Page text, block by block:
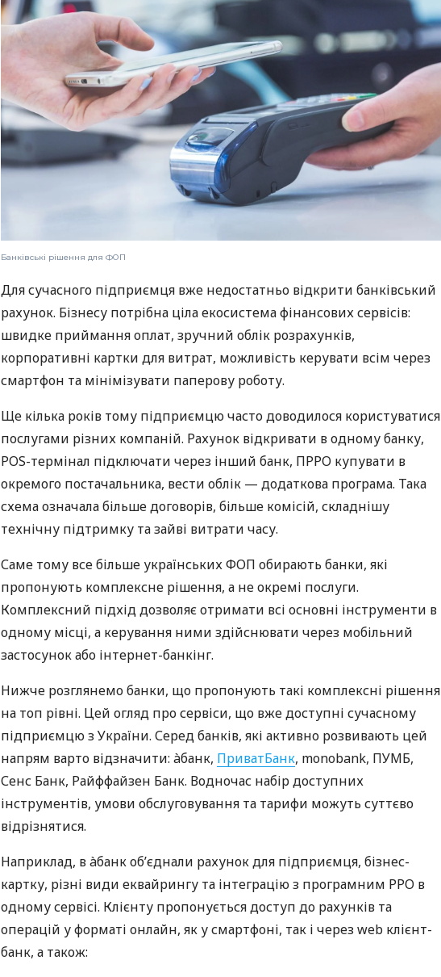
Банківські рішення для ФОП
Для сучасного підприємця вже недостатньо відкрити банківський
рахунок. Бізнесу потрібна ціла екосистема фінансових сервісів:
швидке приймання оплат, зручний облік розрахунків,
корпоративні картки для витрат, можливість керувати всім через
смартфон та мінімізувати паперову роботу.
Ще кілька років тому підприємцю часто доводилося користуватися
послугами різних компаній. Рахунок відкривати в одному банку,
POS-термінал підключати через інший банк, ПРРО купувати в
окремого постачальника, вести облік — додаткова програма. Така
схема означала більше договорів, більше комісій, складнішу
технічну підтримку та зайві витрати часу.
Саме тому все більше українських ФОП обирають банки, які
пропонують комплексне рішення, а не окремі послуги.
Комплексний підхід дозволяє отримати всі основні інструменти в
одному місці, а керування ними здійснювати через мобільний
застосунок або інтернет-банкінг.
Нижче розглянемо банки, що пропонують такі комплексні рішення
на топ рівні. Цей огляд про сервіси, що вже доступні сучасному
підприємцю з України. Серед банків, які активно розвивають цей
напрям варто відзначити: àбанк, ПриватБанк, monobank, ПУМБ,
Сенс Банк, Райффайзен Банк. Водночас набір доступних
інструментів, умови обслуговування та тарифи можуть суттєво
відрізнятися.
Наприклад, в àбанк об’єднали рахунок для підприємця, бізнес-
картку, різні види еквайрингу та інтеграцію з програмним РРО в
одному сервісі. Клієнту пропонується доступ до рахунків та
операцій у форматі онлайн, як у смартфоні, так і через web клієнт-
банк, а також: